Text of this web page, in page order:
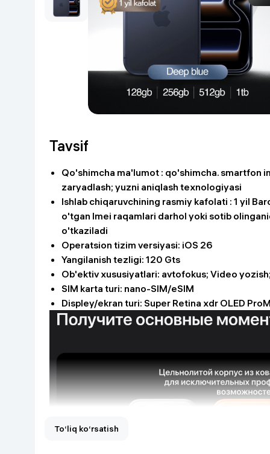
Go‘zallik va parvarish
O'yin uchun texnika
Sport tovarlari
Qurilish va ta'mirlash
Zargarlik mahsulotlari
Uy uchun tovarlar
Uy va bog‘
Kanselyariya
Maishiy kimyo
Kitoblar
Virtual haqiqat
Aqlli
Tavsif
Qo'shimcha ma'lumot : qo'shimcha. smartfon
zaryadlash; yuzni aniqlash texnologiyasi
Ishlab chiqaruvchining rasmiy kafolati : 1 yil
o'tgan Imei raqamlari darhol yoki sotib
o'tkaziladi
Operatsion tizim versiyasi: iOS 26
Yangilanish tezligi: 120 Gts
Ob'ektiv xususiyatlari: avtofokus; Video
SIM karta turi: nano-SIM/eSIM
Displey/ekran turi: Super Retina xdr OLED
To‘liq ko‘rsatish